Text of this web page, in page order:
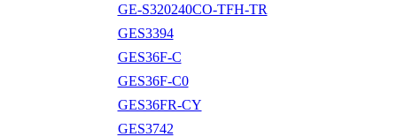
GE-S320240CO-TFH-TR
GES3394
GES36F-C
GES36F-C0
GES36FR-CY
GES3742